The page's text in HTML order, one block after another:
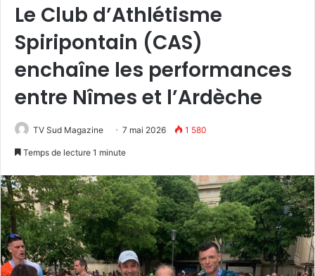
Le Club d’Athlétisme
Spiripontain (CAS)
enchaîne les performances
entre Nîmes et l’Ardèche
TV Sud Magazine 7 mai 2026 1 580
Temps de lecture 1 minute